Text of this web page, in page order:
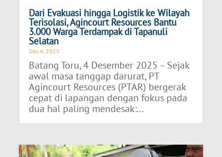
Dari Evakuasi hingga Logistik ke Wilayah
Terisolasi, Agincourt Resources Bantu
3.000 Warga Terdampak di Tapanuli
Selatan
Des 4, 2025
Batang Toru, 4 Desember 2025 – Sejak
awal masa tanggap darurat, PT
Agincourt Resources (PTAR) bergerak
cepat di lapangan dengan fokus pada
dua hal paling mendesak:...